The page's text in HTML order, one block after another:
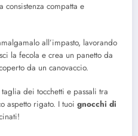
consistenza compatta e
all’impasto, lavorando
la fecola e crea un panetto da
da un canovaccio.
dei tocchetti e passali tra
aspetto rigato. I tuoi gnocchi di